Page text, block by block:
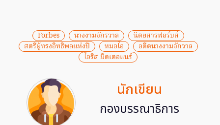
Forbes นางงามจักรวาล
นิตยสารฟอร์บส์
สตรีผู้ทรงอิทธิพลแห่งปี
หมอไอ
อดีตนางงามจักวาล
ไอริส มิตเตอแนร์
นักเขียน
กองบรรณาธิการ